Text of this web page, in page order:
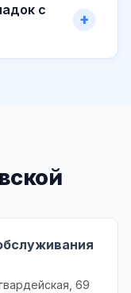
с
69